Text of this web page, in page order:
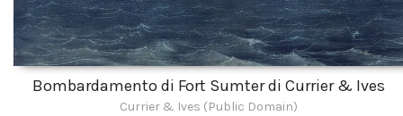
Bombardamento di Fort Sumter di Currier & Ives
Currier & Ives (Public Domain)